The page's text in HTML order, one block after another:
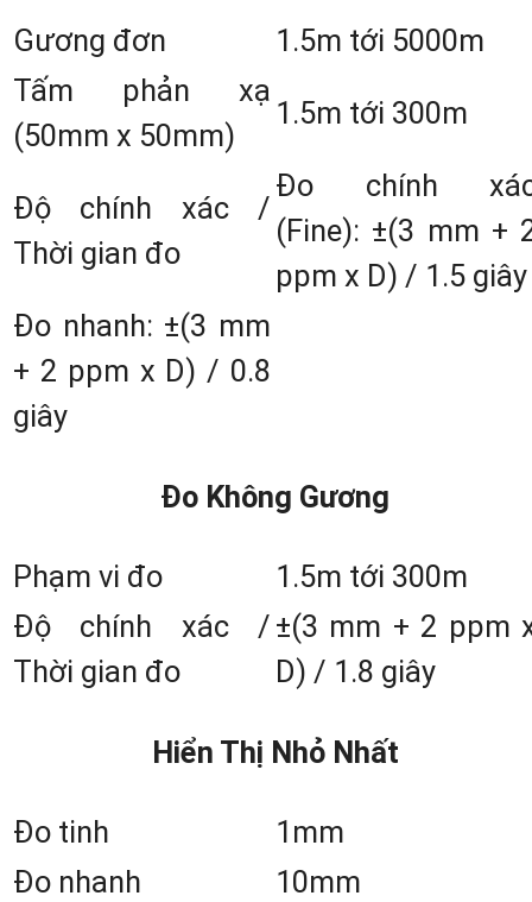
Máy toàn đạc Nikon Nivo M-Series
thiết kế nhỏ gọn và nhẹ, với trọng
chỉ khoảng 3.6kg khi không pin và
khi có pin. Thiết kế này giúp dễ dàng
chuyển và sử dụng trong mọi điều
công trình, từ các công trường
dựng đến các khu vực địa hình
tạp.
Kiểu Dáng Nhỏ Gọn Chính Lad
Điểm Nổi Bật Nhất Của Máy Nivo
Gương đơn
1.5m tới 5000m
Tấm phản xạ
(50mm x 50mm)
1.5m tới 300m
Độ chính xác /
Thời gian đo
Đo chính
(Fine): ±(3 mm +
ppm x D) / 1.5 giây
Đo nhanh: ±(3 mm
+ 2 ppm x D) / 0.8
giây
Đo Không Gương
Phạm vi đo
1.5m tới 300m
Độ chính xác /
Thời gian đo
±(3 mm + 2 ppm
D) / 1.8 giây
Hiển Thị Nhỏ Nhất
Đo tinh
1mm
Đo nhanh
10mm